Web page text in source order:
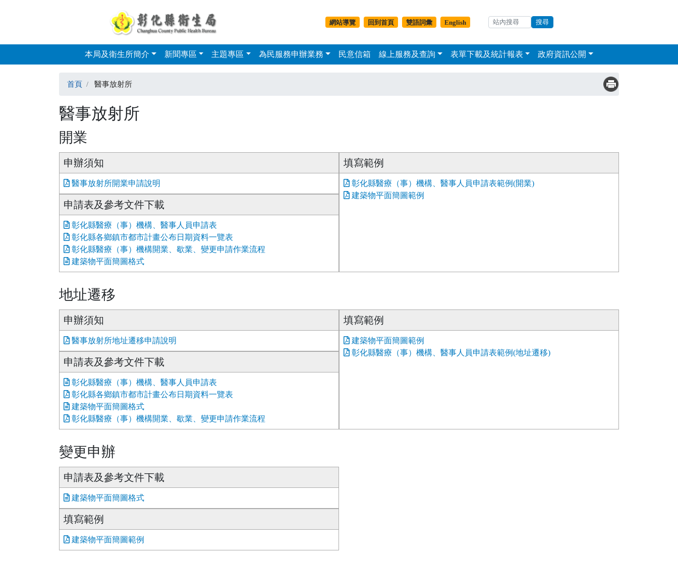
副選單-平板以上
網站導覽 回到首頁 雙語詞彙 English 站內搜尋
輸入關鍵字
主選單
本局及衛生所簡介 新聞專區 主題專區 為民服務申辦業務 民意信箱 線上服務及查詢 表單下載及統計報表 政府資訊公開
首頁 醫事放射所
醫事放射所
開業
申辦須知
醫事放射所開業申請說明
申請表及參考文件下載
彰化縣醫療（事）機構、醫事人員申請表
彰化縣各鄉鎮市都市計畫公布日期資料一覽表
彰化縣醫療（事）機構開業、歇業、變更申請作業流程
建築物平面簡圖格式
填寫範例
彰化縣醫療（事）機構、醫事人員申請表範例(開業)
建築物平面簡圖範例
地址遷移
申辦須知
醫事放射所地址遷移申請說明
申請表及參考文件下載
彰化縣醫療（事）機構、醫事人員申請表
彰化縣各鄉鎮市都市計畫公布日期資料一覽表
建築物平面簡圖格式
彰化縣醫療（事）機構開業、歇業、變更申請作業流程
填寫範例
建築物平面簡圖範例
彰化縣醫療（事）機構、醫事人員申請表範例(地址遷移)
變更申辦
申請表及參考文件下載
建築物平面簡圖格式
填寫範例
建築物平面簡圖範例